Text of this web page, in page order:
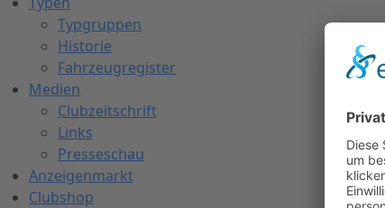
Typgruppen
Historie
Fahrzeugregister
Medien
Clubzeitschrift
Links
Presseschau
Anzeigenmarkt
Clubshop